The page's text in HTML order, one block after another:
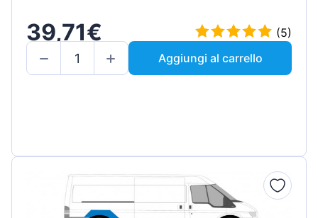
39,71€
(5)
Aggiungi al carrello